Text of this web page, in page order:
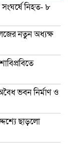
নিহত- ৮
নতুন অধ্যক্ষ
ভবন নির্মাণ ও
ছাড়লো